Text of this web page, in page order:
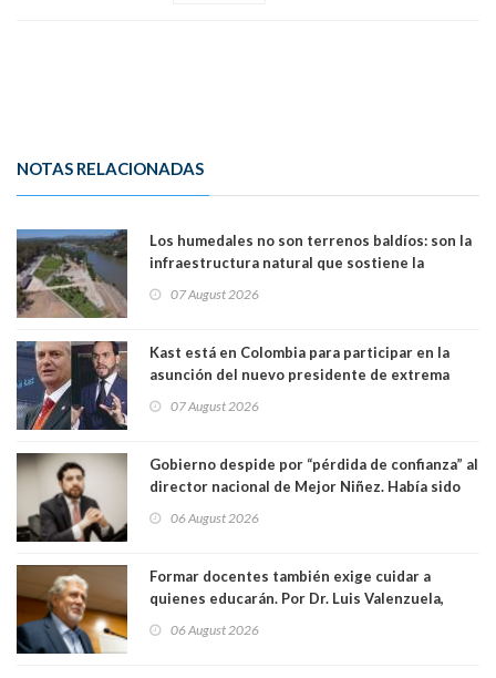
NOTAS RELACIONADAS
Los humedales no son terrenos baldíos: son la
infraestructura natural que sostiene la
vida. Por Alfredo Peña, Periodista
07 August 2026
Kast está en Colombia para participar en la
asunción del nuevo presidente de extrema
derecha Abelardo de la Espriella
07 August 2026
Gobierno despide por “pérdida de confianza” al
director nacional de Mejor Niñez. Había sido
elegido por Alta Dirección Pública
06 August 2026
Formar docentes también exige cuidar a
quienes educarán. Por Dr. Luis Valenzuela,
Patricia Bravo Rojas, Francisca Paudif Carcamo,
Académicos U. Católica Silva Henríquez
06 August 2026